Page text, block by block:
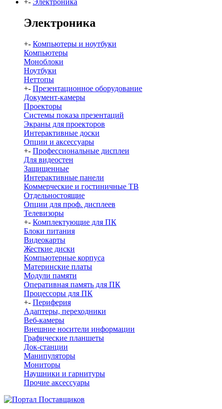
+- Электроника
Электроника
+- Компьютеры и ноутбуки
Компьютеры
Моноблоки
Ноутбуки
Неттопы
+- Презентационное оборудование
Документ-камеры
Проекторы
Системы показа презентаций
Экраны для проекторов
Интерактивные доски
Опции и аксессуары
+- Профессиональные дисплеи
Для видеостен
Защищенные
Интерактивные панели
Коммерческие и гостиничные ТВ
Отдельностоящие
Опции для проф. дисплеев
Телевизоры
+- Комплектующие для ПК
Блоки питания
Видеокарты
Жесткие диски
Компьютерные корпуса
Материнские платы
Модули памяти
Оперативная память для ПК
Процессоры для ПК
+- Периферия
Адаптеры, переходники
Веб-камеры
Внешние носители информации
Графические планшеты
Док-станции
Манипуляторы
Мониторы
Наушники и гарнитуры
Прочие аксессуары